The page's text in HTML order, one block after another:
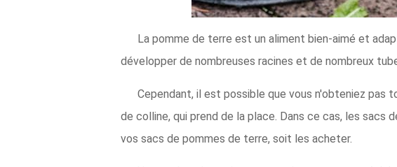
La pomme de terre est un aliment bien-aimé et
développer de nombreuses racines et de nombreux
Cependant, il est possible que vous n'obteniez
de colline, qui prend de la place. Dans ce cas, les
vos sacs de pommes de terre, soit les acheter.